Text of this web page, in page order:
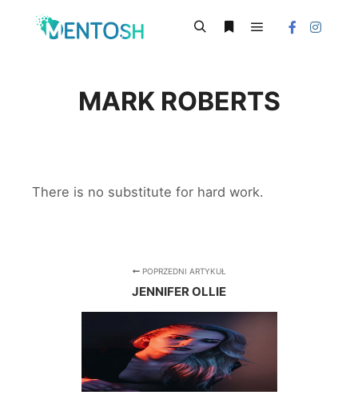
MARK ROBERTS
There is no substitute for hard work.
POPRZEDNI ARTYKUŁ
JENNIFER OLLIE